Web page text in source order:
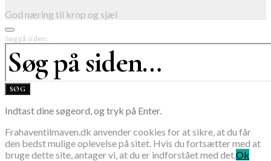
God næring til krop og sjæl
Søg på siden:
SØG
Indtast dine søgeord, og tryk på Enter.
Frahaventilmaven.dk anvender cookies for at sikre, at du får
den bedst mulige oplevelse på sitet. Hvis du fortsætter med at
bruge dette site, antager vi, at du er indforstået med det.Ok